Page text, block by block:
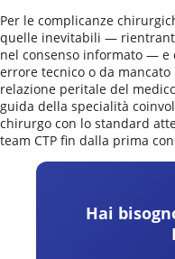
Per le complicanze
quelle inevitabili —
nel consenso informato — e
errore tecnico o da
relazione peritale del
guida della specialità
chirurgo con lo standard
team CTP fin dalla prima
Hai